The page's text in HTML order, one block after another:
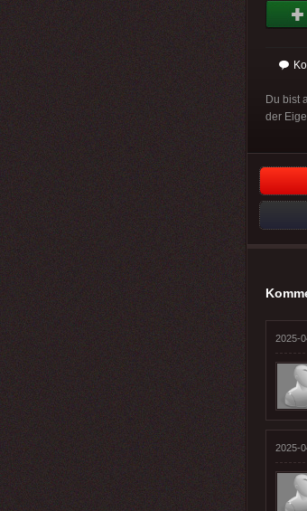
Du bist
der
2025-
2025-